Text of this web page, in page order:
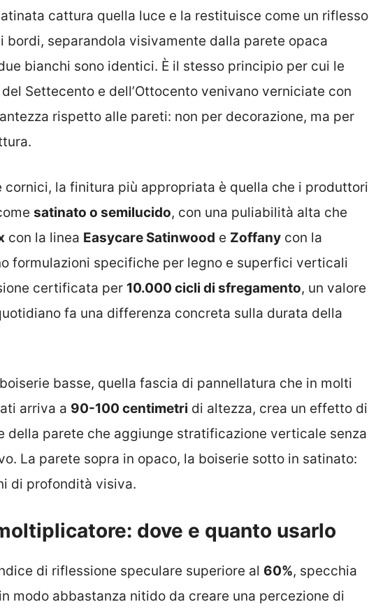
cattura quella luce e la restituisce come un riflesso
bordi, separandola visivamente dalla parete opaca
bianchi sono identici. È il stesso principio per cui le
Settecento e dell’Ottocento venivano verniciate con
rispetto alle pareti: non per decorazione, ma per
cornici, la finitura più appropriata è quella che i produttori
satinato o semilucido, con una puliabilità alta che
con la linea Easycare Satinwood e Zoffany con la
formulazioni specifiche per legno e superfici verticali
certificata per 10.000 cicli di sfregamento, un valore
fa una differenza concreta sulla durata della
basse, quella fascia di pannellatura che in molti
arriva a 90-100 centimetri di altezza, crea un effetto di
della parete che aggiunge stratificazione verticale senza
La parete sopra in opaco, la boiserie sotto in satinato:
di profondità visiva.
dove e quanto usarlo
di riflessione speculare superiore al 60%, specchia
modo abbastanza nitido da creare una percezione di